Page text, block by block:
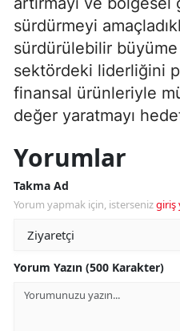
sürdürmeyi
sürdürülebilir
sektördeki liderliğini
finansal ürünleriyle
değer yaratmayı
Yorumlar
Takma Ad
Yorum yapmak için, istersenizgiriş
Yorum Yazın (500 Karakter)